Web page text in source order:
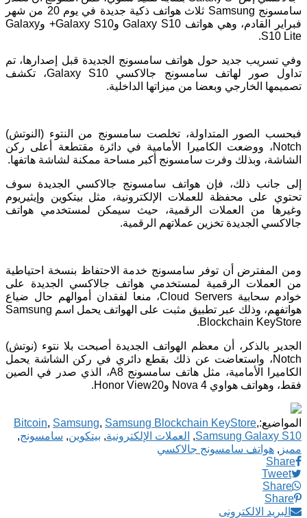
سامسونج Samsung ثلاث هواتف ذكية جديدة في يوم 20 من شهر
فبراير القادم، وهي هواتف Galaxy S10 وGalaxy S10+ وGalaxy
S10 Lite.
وفي تسريب جديد حول هواتف سامسونج الجديدة قبل إصدارها، تم
تداول صور لهاتف سامسونج جالاكسي Galaxy S10، تكشف
تصميمها الخارجي وبعضا من ميزاتها الداخلية.
فبحسب الصور المتداولة، تخلصت سامسونج من النتوء (النوتش)
Notch، ووضعت الكاميرا الأمامية في دائرة مقتطعة أعلى ركن
الشاشة، وبذلك وفرت سامسونج أكبر مساحة ممكنة لشاشة هاتفها.
إلى جانب ذلك، فإن هواتف سامسونج جالاكسي الجديدة سوف
تحتوي على محفظة للعملات الإلكترونية، مثل بيتكوين وإيثيريوم
وغيرها من العملات الرقمية، حيث سيمكن لمستخدمي هواتف
جالاكسي الجديدة تخزين عملاتهم الرقمية.
ومن المفترض أن توفر سامسونج خدمة الاحتفاظ بنسخة احتياطية
من العملات الرقمية لمستخدمي هواتف جالاكسي الجديدة على
خوادم سحابية Cloud Servers، منعا لفقدان أموالهم حال ضياع
هواتفهم، وذلك عبر تطبيق مثبت على الهواتف يحمل اسم Samsung
Blockchain KeyStore.
الجدير بالذكر، أن معظم الهواتف الجديدة أصبحت بلا نتوء (نوتش)
Notch، واستعاضت عن ذلك بقطع دائري في ركن الشاشة يحمل
الكاميرا الأمامية، مثل هاتف سامسونج A8، الذي صدر في الصين
فقط، وهواتف هواوي Nova 4 وHonor View20.
المواضيع: Bitcoin, Samsung, Samsung Blockchain KeyStore,
Samsung Galaxy S10
, العملات الإلكترونية, بيتكوين, سامسونج,
مميز , هواتف سامسونج جالاكسي
Share
Tweet
Share
Share
البريد الالكترونى